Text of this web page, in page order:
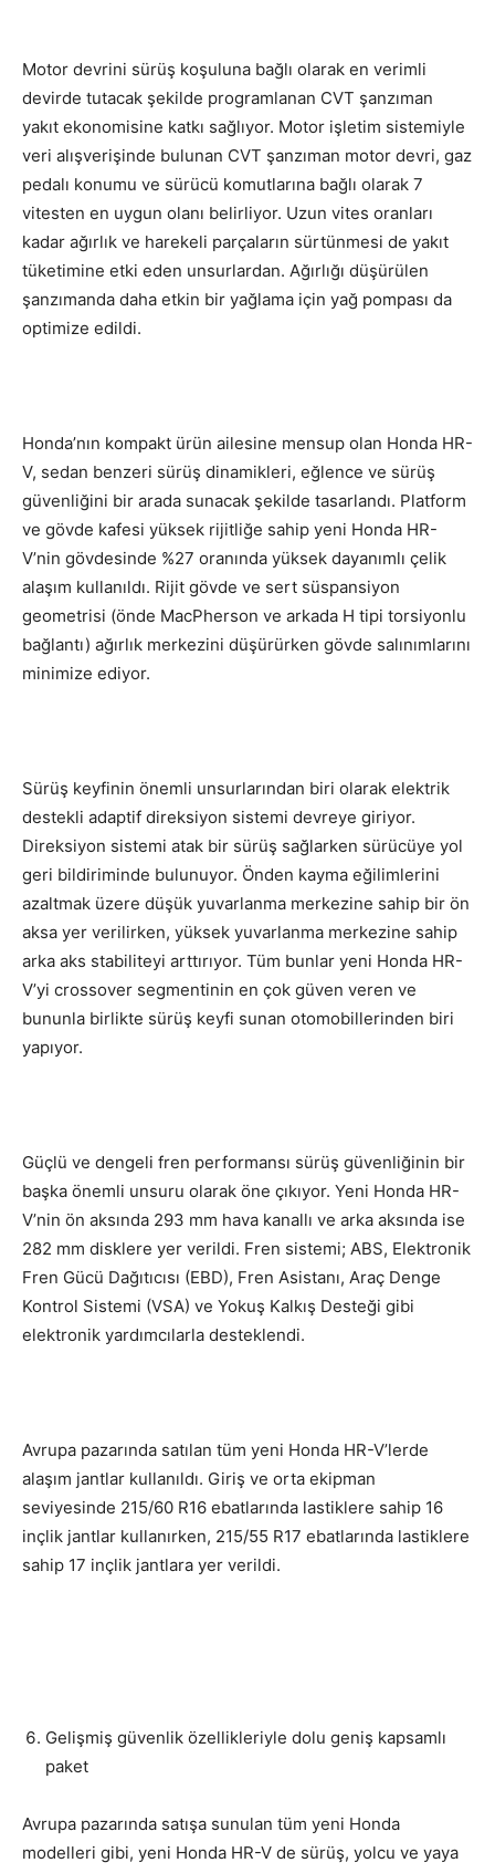
Motor devrini sürüş koşuluna bağlı olarak en verimli
devirde tutacak şekilde programlanan CVT şanzıman
yakıt ekonomisine katkı sağlıyor. Motor işletim sistemiyle
veri alışverişinde bulunan CVT şanzıman motor devri, gaz
pedalı konumu ve sürücü komutlarına bağlı olarak 7
vitesten en uygun olanı belirliyor. Uzun vites oranları
kadar ağırlık ve harekeli parçaların sürtünmesi de yakıt
tüketimine etki eden unsurlardan. Ağırlığı düşürülen
şanzımanda daha etkin bir yağlama için yağ pompası da
optimize edildi.
Honda’nın kompakt ürün ailesine mensup olan Honda HR-
V, sedan benzeri sürüş dinamikleri, eğlence ve sürüş
güvenliğini bir arada sunacak şekilde tasarlandı. Platform
ve gövde kafesi yüksek rijitliğe sahip yeni Honda HR-
V’nin gövdesinde %27 oranında yüksek dayanımlı çelik
alaşım kullanıldı. Rijit gövde ve sert süspansiyon
geometrisi (önde MacPherson ve arkada H tipi torsiyonlu
bağlantı) ağırlık merkezini düşürürken gövde salınımlarını
minimize ediyor.
Sürüş keyfinin önemli unsurlarından biri olarak elektrik
destekli adaptif direksiyon sistemi devreye giriyor.
Direksiyon sistemi atak bir sürüş sağlarken sürücüye yol
geri bildiriminde bulunuyor. Önden kayma eğilimlerini
azaltmak üzere düşük yuvarlanma merkezine sahip bir ön
aksa yer verilirken, yüksek yuvarlanma merkezine sahip
arka aks stabiliteyi arttırıyor. Tüm bunlar yeni Honda HR-
V’yi crossover segmentinin en çok güven veren ve
bununla birlikte sürüş keyfi sunan otomobillerinden biri
yapıyor.
Güçlü ve dengeli fren performansı sürüş güvenliğinin bir
başka önemli unsuru olarak öne çıkıyor. Yeni Honda HR-
V’nin ön aksında 293 mm hava kanallı ve arka aksında ise
282 mm disklere yer verildi. Fren sistemi; ABS, Elektronik
Fren Gücü Dağıtıcısı (EBD), Fren Asistanı, Araç Denge
Kontrol Sistemi (VSA) ve Yokuş Kalkış Desteği gibi
elektronik yardımcılarla desteklendi.
Avrupa pazarında satılan tüm yeni Honda HR-V’lerde
alaşım jantlar kullanıldı. Giriş ve orta ekipman
seviyesinde 215/60 R16 ebatlarında lastiklere sahip 16
inçlik jantlar kullanırken, 215/55 R17 ebatlarında lastiklere
sahip 17 inçlik jantlara yer verildi.
Gelişmiş güvenlik özellikleriyle dolu geniş kapsamlı
paket
Avrupa pazarında satışa sunulan tüm yeni Honda
modelleri gibi, yeni Honda HR-V de sürüş, yolcu ve yaya